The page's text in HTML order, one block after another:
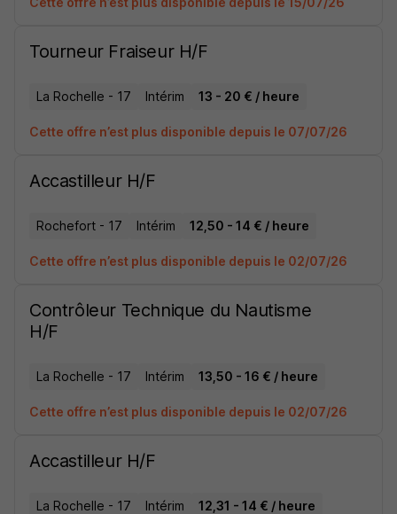
Tourneur Fraiseur H/F
La Rochelle - 17 Intérim 13 - 20 € / heure
Cette offre n’est plus disponible depuis le 07/07/26
Accastilleur H/F
Rochefort - 17 Intérim 12,50 - 14 € / heure
Cette offre n’est plus disponible depuis le 02/07/26
Contrôleur Technique du Nautisme
H/F
La Rochelle - 17 Intérim 13,50 - 16 € / heure
Cette offre n’est plus disponible depuis le 02/07/26
Accastilleur H/F
La Rochelle - 17 Intérim 12,31 - 14 € / heure